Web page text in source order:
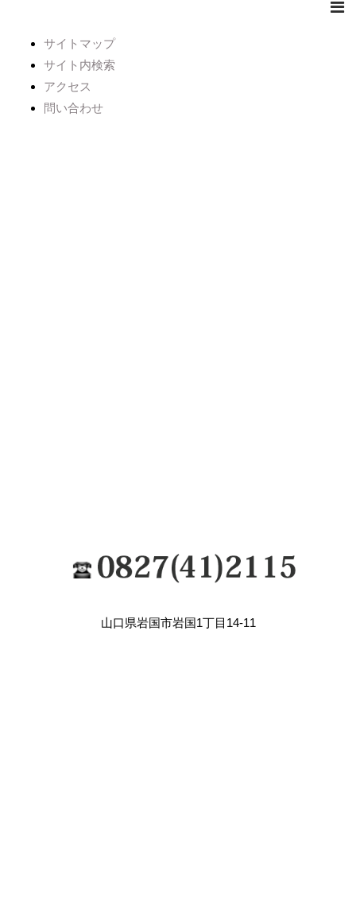
サイトマップ
サイト内検索
アクセス
問い合わせ
山口県岩国市岩国1丁目14-11